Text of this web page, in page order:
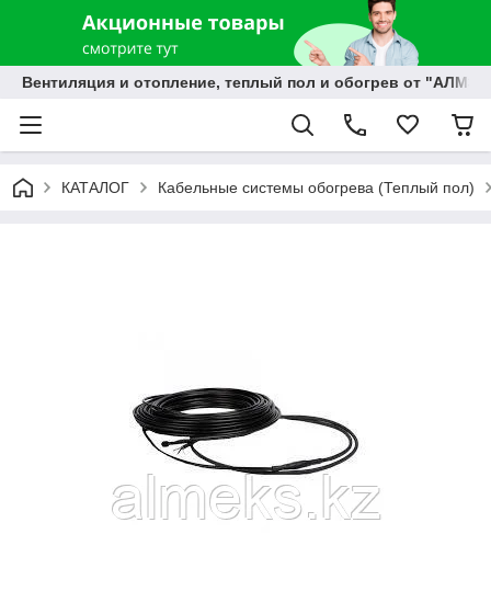
Вентиляция и отопление, теплый пол и обогрев от
КАТАЛОГ Кабельные системы обогрева (Теплый пол)